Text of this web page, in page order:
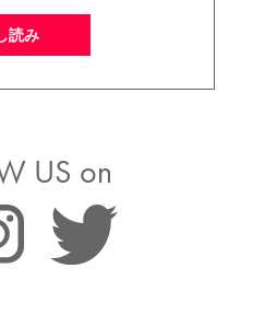
読み
US on